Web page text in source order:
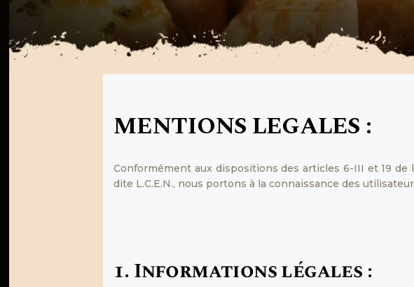
MENTIONS LEGALES :
Conformément aux dispositions des articles 6-III et 19 de
dite L.C.E.N., nous portons à la connaissance des
1. Informations légales :